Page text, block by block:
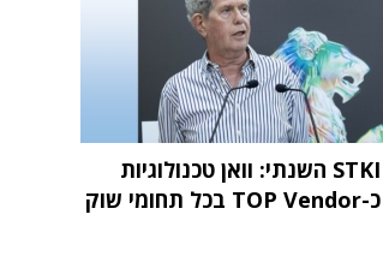
מחקר STKI השנתי: וואן טכנולוגיות
דורגה כ-TOP Vendor בכל תחומי שוק